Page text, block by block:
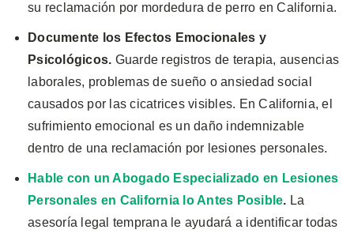
su reclamación por mordedura de perro en California.
Documente los Efectos Emocionales y
Psicológicos. Guarde registros de terapia, ausencias
laborales, problemas de sueño o ansiedad social
causados por las cicatrices visibles. En California, el
sufrimiento emocional es un daño indemnizable
dentro de una reclamación por lesiones personales.
Hable con un Abogado Especializado en Lesiones
Personales en California lo Antes Posible. La
asesoría legal temprana le ayudará a identificar todas